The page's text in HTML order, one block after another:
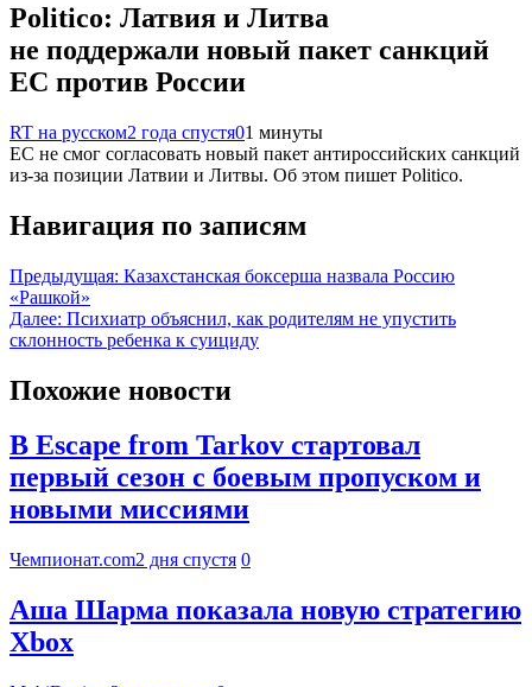
Politico: Латвия и Литва
не поддержали новый пакет санкций
ЕС против России
RT на русском2 года спустя01 минуты
ЕС не смог согласовать новый пакет антироссийских санкций
из-за позиции Латвии и Литвы. Об этом пишет Politico.
Навигация по записям
Предыдущая: Казахстанская боксерша назвала Россию
«Рашкой»
Далее: Психиатр объяснил, как родителям не упустить
склонность ребенка к суициду
Похожие новости
В Escape from Tarkov стартовал
первый сезон с боевым пропуском и
новыми миссиями
Чемпионат.com2 дня спустя 0
Аша Шарма показала новую стратегию
Xbox